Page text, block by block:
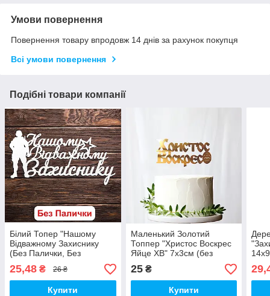
Умови повернення
Повернення товару впродовж 14 днів за рахунок покупця
Всі умови повернення
Подібні товари компанії
Білий Топер "Нашому
Відважному Захиснику
(Без Палички, Без
Пакування)" 14х7см
Фігурка в Букет Квіти
Напис для Торта з ЛДВП
25,48 ₴ 26 ₴
Купити
Маленький Золотий
Топпер "Христос Воскрес
Яйце ХВ" 7х3cм (без
палички) Напис з
Пластику Дзеркальний
Топер Золото на Пасху
25₴
Купити